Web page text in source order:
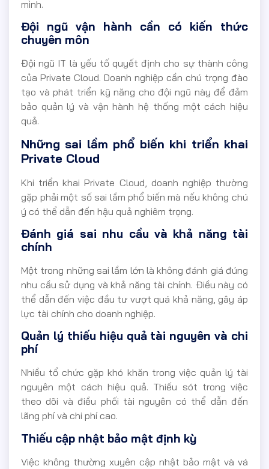
mình.
Đội ngũ vận hành cần có kiến thức
chuyên môn
Đội ngũ IT là yếu tố quyết định cho sự thành công
của Private Cloud. Doanh nghiệp cần chú trọng đào
tạo và phát triển kỹ năng cho đội ngũ này để đảm
bảo quản lý và vận hành hệ thống một cách hiệu
quả.
Những sai lầm phổ biến khi triển khai
Private Cloud
Khi triển khai Private Cloud, doanh nghiệp thường
gặp phải một số sai lầm phổ biến mà nếu không chú
ý có thể dẫn đến hậu quả nghiêm trọng.
Đánh giá sai nhu cầu và khả năng tài
chính
Một trong những sai lầm lớn là không đánh giá đúng
nhu cầu sử dụng và khả năng tài chính. Điều này có
thể dẫn đến việc đầu tư vượt quá khả năng, gây áp
lực tài chính cho doanh nghiệp.
Quản lý thiếu hiệu quả tài nguyên và chi
phí
Nhiều tổ chức gặp khó khăn trong việc quản lý tài
nguyên một cách hiệu quả. Thiếu sót trong việc
theo dõi và điều phối tài nguyên có thể dẫn đến
lãng phí và chi phí cao.
Thiếu cập nhật bảo mật định kỳ
Việc không thường xuyên cập nhật bảo mật và vá